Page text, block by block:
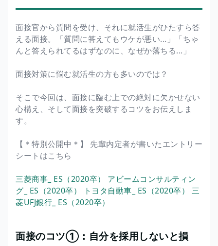
面接官から質問を受け、それに就活生がひたすら答
える面接。「質問に答えてもウケが悪い...」「ちゃ
んと答えられてるはずなのに、なぜか落ちる...」
面接対策に悩む就活生の方も多いのでは？
そこで今回は、面接に臨む上での絶対に欠かせない
心構え、そして面接を突破するコツをお伝えしま
す。
【＊特別公開中＊】 先輩内定者が書いたエントリー
シートはこちら
三菱商事_ ES（2020卒） アビームコンサルティン
グ_ ES（2020卒）
トヨタ自動車_ ES（2020卒） 三
菱UFJ銀行_ ES（2020卒）
面接のコツ①：自分を採用しないと損